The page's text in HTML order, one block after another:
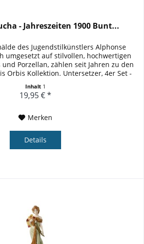
- Jahreszeiten 1900 Bunt...
des Jugendstilkünstlers Alphonse
umgesetzt auf stilvollen, hochwertigen
und Porzellan, zählen seit Jahren zu den
Orbis Kollektion. Untersetzer, 4er Set -
Inhalt 1
19,95 € *
Merken
Details